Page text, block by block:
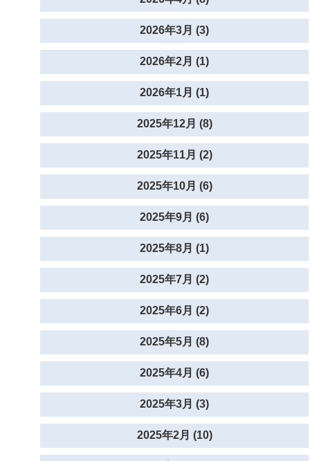
2026年3月 (3)
2026年2月 (1)
2026年1月 (1)
2025年12月 (8)
2025年11月 (2)
2025年10月 (6)
2025年9月 (6)
2025年8月 (1)
2025年7月 (2)
2025年6月 (2)
2025年5月 (8)
2025年4月 (6)
2025年3月 (3)
2025年2月 (10)